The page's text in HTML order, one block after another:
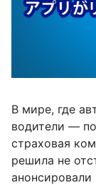
В мире, где
водители —
страховая
решила не